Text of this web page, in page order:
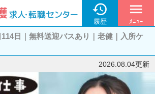

履歴
menu
ﾒﾆｭｰ
114日｜無料送迎バスあり｜老健｜入所ケ
2026.08.04更新